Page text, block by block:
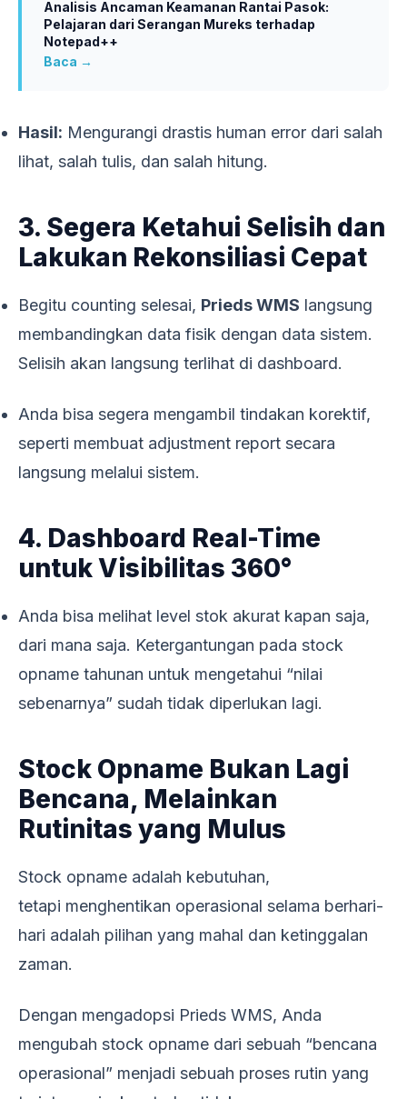
Analisis Ancaman Keamanan Rantai Pasok:
Pelajaran dari Serangan Mureks terhadap
Notepad++
Baca →
Hasil: Mengurangi drastis human error dari salah
lihat, salah tulis, dan salah hitung.
3. Segera Ketahui Selisih dan
Lakukan Rekonsiliasi Cepat
Begitu counting selesai, Prieds WMS langsung
membandingkan data fisik dengan data sistem.
Selisih akan langsung terlihat di dashboard.
Anda bisa segera mengambil tindakan korektif,
seperti membuat adjustment report secara
langsung melalui sistem.
4. Dashboard Real-Time
untuk Visibilitas 360°
Anda bisa melihat level stok akurat kapan saja,
dari mana saja. Ketergantungan pada stock
opname tahunan untuk mengetahui “nilai
sebenarnya” sudah tidak diperlukan lagi.
Stock Opname Bukan Lagi
Bencana, Melainkan
Rutinitas yang Mulus
Stock opname adalah kebutuhan,
tetapi menghentikan operasional selama berhari-
hari adalah pilihan yang mahal dan ketinggalan
zaman.
Dengan mengadopsi Prieds WMS, Anda
mengubah stock opname dari sebuah “bencana
operasional” menjadi sebuah proses rutin yang